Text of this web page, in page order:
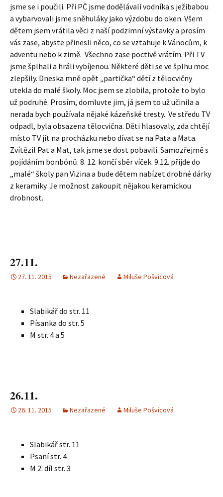
jsme se i poučili. Při PČ jsme dodělávali vodníka s ježibabou
a vybarvovali jsme sněhuláky jako výzdobu do oken. Všem
dětem jsem vrátila věci z naší podzimní výstavky a prosím
vás zase, abyste přinesli něco, co se vztahuje k Vánocům, k
adventu nebo k zimě. Všechno zase poctivě vrátím. Při TV
jsme šplhali a hráli vybíjenou. Některé děti se ve šplhu moc
zlepšily. Dneska mně opět „partička“ dětí z tělocvičny
utekla do malé školy. Moc jsem se zlobila, protože to bylo
už podruhé. Prosím, domluvte jim, já jsem to už učinila a
nerada bych používala nějaké kázeňské tresty. Ve středu TV
odpadl, byla obsazena tělocvična. Děti hlasovaly, zda chtějí
místo TV jít na procházku nebo dívat se na Pata a Mata.
Zvítězil Pat a Mat, tak jsme se dost pobavili. Samozřejmě s
pojídáním bonbónů. 8. 12. končí sběr víček. 9.12. přijde do
„malé“ školy pan Vizina a bude dětem nabízet drobné dárky
z keramiky. Je možnost zakoupit nějakou keramickou
drobnost.
27.11.
27. 11. 2015 Nezařazené Miluše Pošvicová
Slabikář do str. 11
Písanka do str. 5
M str. 4 a 5
26.11.
26. 11. 2015 Nezařazené Miluše Pošvicová
Slabikář str. 11
Psaní str. 4
M 2. díl str. 3